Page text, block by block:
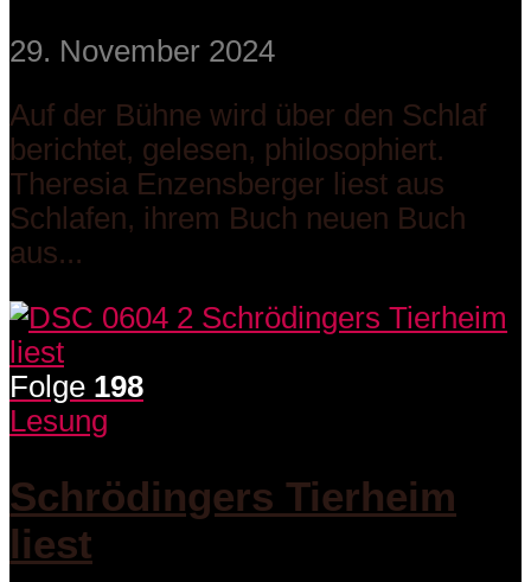
29. November 2024
Auf der Bühne wird über den Schlaf
berichtet, gelesen, philosophiert.
Theresia Enzensberger liest aus
Schlafen, ihrem Buch neuen Buch
aus...
Folge 198
Lesung
Schrödingers Tierheim
liest